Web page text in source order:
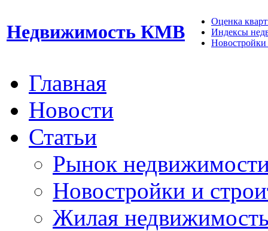
Недвижимость КМВ
Оценка
Индексы
Новостройки
Главная
Новости
Статьи
Рынок
Новостройки и
Жилая